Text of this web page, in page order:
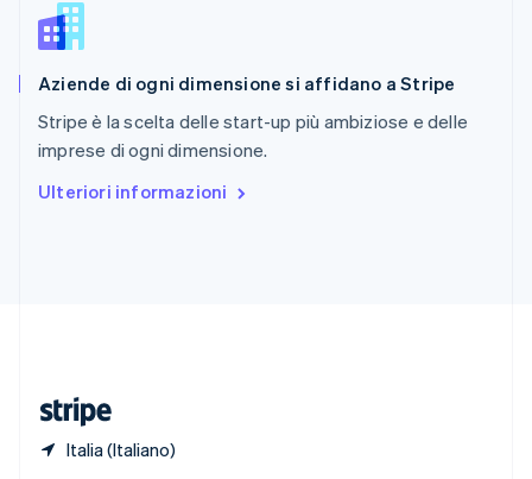
Aziende di ogni dimensione si affidano a Stripe
Stripe è la scelta delle start-up più ambiziose e delle
imprese di ogni dimensione.
Ulteriori informazioni
Italia (Italiano)
English
Slovacchia
Slovenia
Spagna
Español English
EnglishEspañol简体中文